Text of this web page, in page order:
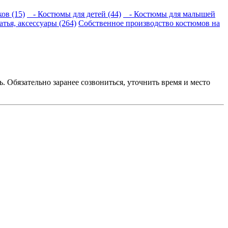
(15) - Костюмы для детей (44)
- Костюмы для малышей
аксессуары (264) Собственное производство костюмов на
заранее созвониться, уточнить время и место